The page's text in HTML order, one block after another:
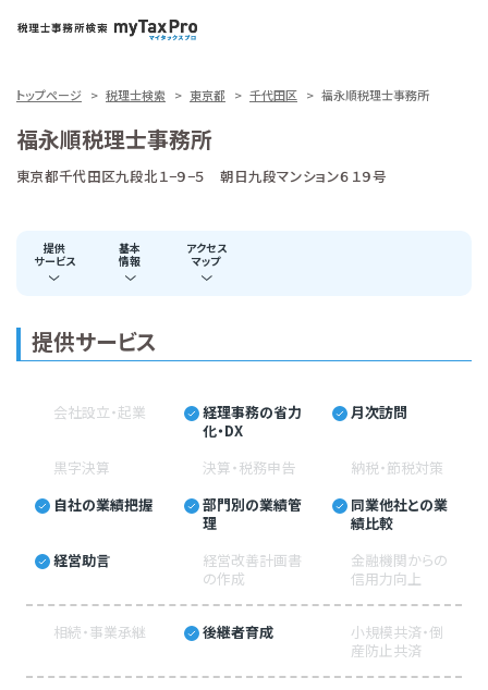
トップページ 税理士検索 東京都 千代田区 福永順税理士事務所
福永順税理士事務所
東京都千代田区九段北１−９−５ 朝日九段マンション６１９号
提供
サービス
基本
情報
アクセス
マップ
提供サービス
会社設立・起業
経理事務の省力
化・DX
月次訪問
黒字決算 決算・税務申告
納税・節税対策
自社の業績把握
部門別の業績管
理
同業他社との業
績比較
経営助言
経営改善計画書
の作成
金融機関からの
信用力向上
相続・事業承継 後継者育成
小規模共済・倒
産防止共済